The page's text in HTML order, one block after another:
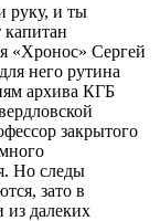
руку, и ты
капитан
«Хронос» Сергей
него рутина
архива КГБ
закрытого
Но следы
зато в
из далеких